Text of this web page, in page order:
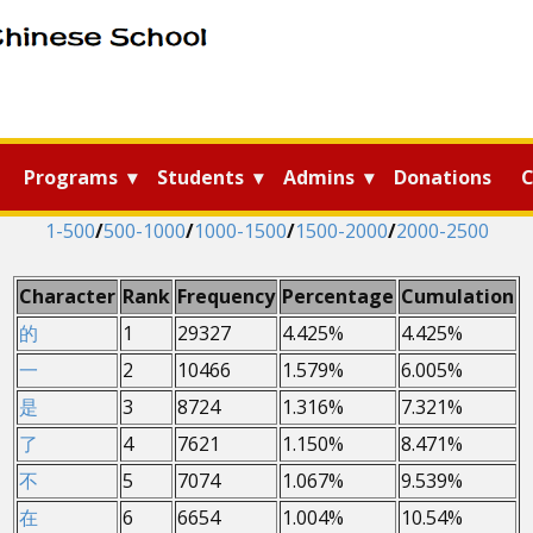
Programs Students Admins Donations
1-500/500-1000/1000-1500/1500-2000/2000-2500
Character Rank Frequency Percentage Cumulation
的
1 29327 4.425%
4.425%
一
2 10466 1.579%
6.005%
是
3 8724 1.316%
7.321%
了
4 7621 1.150%
8.471%
不
5 7074 1.067%
9.539%
在
6 6654 1.004% 10.54%